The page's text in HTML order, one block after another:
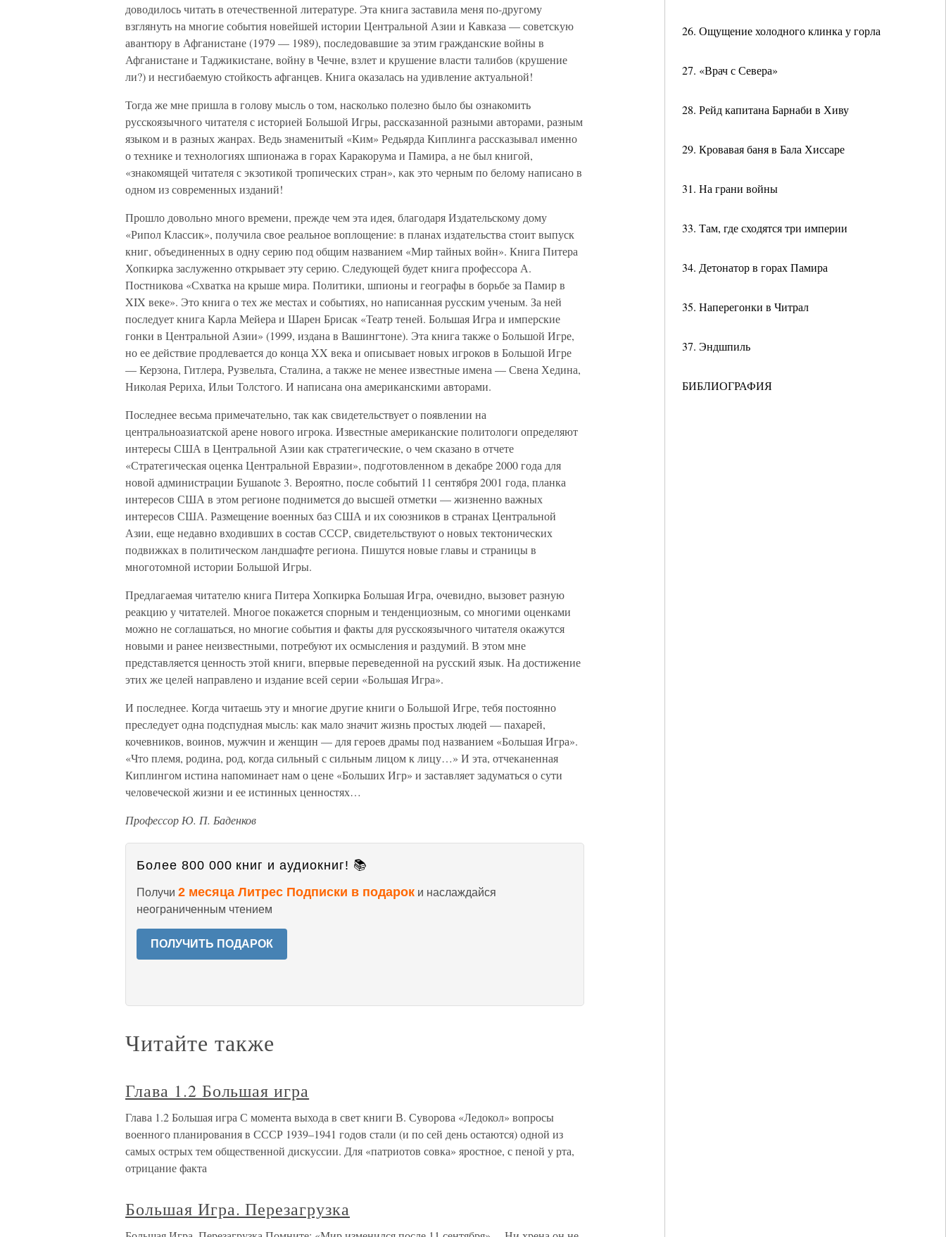
26. Ощущение холодного клинка у горла
27. «Врач с Севера»
28. Рейд капитана Барнаби в Хиву
29. Кровавая баня в Бала Хиссаре
31. На грани войны
33. Там, где сходятся три империи
34. Детонатор в горах Памира
35. Наперегонки в Читрал
37. Эндшпиль
БИБЛИОГРАФИЯ
доводилось читать в отечественной литературе. Эта книга заставила меня по-другому
взглянуть на многие события новейшей истории Центральной Азии и Кавказа — советскую
авантюру в Афганистане (1979 — 1989), последовавшие за этим гражданские войны в
Афганистане и Таджикистане, войну в Чечне, взлет и крушение власти талибов (крушение
ли?) и несгибаемую стойкость афганцев. Книга оказалась на удивление актуальной!
Тогда же мне пришла в голову мысль о том, насколько полезно было бы ознакомить
русскоязычного читателя с историей Большой Игры, рассказанной разными авторами, разным
языком и в разных жанрах. Ведь знаменитый «Ким» Редьярда Киплинга рассказывал именно
о технике и технологиях шпионажа в горах Каракорума и Памира, а не был книгой,
«знакомящей читателя с экзотикой тропических стран», как это черным по белому написано в
одном из современных изданий!
Прошло довольно много времени, прежде чем эта идея, благодаря Издательскому дому
«Рипол Классик», получила свое реальное воплощение: в планах издательства стоит выпуск
книг, объединенных в одну серию под общим названием «Мир тайных войн». Книга Питера
Хопкирка заслуженно открывает эту серию. Следующей будет книга профессора А.
Постникова «Схватка на крыше мира. Политики, шпионы и географы в борьбе за Памир в
XIX веке». Это книга о тех же местах и событиях, но написанная русским ученым. За ней
последует книга Карла Мейера и Шарен Брисак «Театр теней. Большая Игра и имперские
гонки в Центральной Азии» (1999, издана в Вашингтоне). Эта книга также о Большой Игре,
но ее действие продлевается до конца XX века и описывает новых игроков в Большой Игре
— Керзона, Гитлера, Рузвельта, Сталина, а также не менее известные имена — Свена Хедина,
Николая Рериха, Ильи Толстого. И написана она американскими авторами.
Последнее весьма примечательно, так как свидетельствует о появлении на
центральноазиатской арене нового игрока. Известные американские политологи определяют
интересы США в Центральной Азии как стратегические, о чем сказано в отчете
«Стратегическая оценка Центральной Евразии», подготовленном в декабре 2000 года для
новой администрации Бушаnote 3. Вероятно, после событий 11 сентября 2001 года, планка
интересов США в этом регионе поднимется до высшей отметки — жизненно важных
интересов США. Размещение военных баз США и их союзников в странах Центральной
Азии, еще недавно входивших в состав СССР, свидетельствуют о новых тектонических
подвижках в политическом ландшафте региона. Пишутся новые главы и страницы в
многотомной истории Большой Игры.
Предлагаемая читателю книга Питера Хопкирка Большая Игра, очевидно, вызовет разную
реакцию у читателей. Многое покажется спорным и тенденциозным, со многими оценками
можно не соглашаться, но многие события и факты для русскоязычного читателя окажутся
новыми и ранее неизвестными, потребуют их осмысления и раздумий. В этом мне
представляется ценность этой книги, впервые переведенной на русский язык. На достижение
этих же целей направлено и издание всей серии «Большая Игра».
И последнее. Когда читаешь эту и многие другие книги о Большой Игре, тебя постоянно
преследует одна подспудная мысль: как мало значит жизнь простых людей — пахарей,
кочевников, воинов, мужчин и женщин — для героев драмы под названием «Большая Игра».
«Что племя, родина, род, когда сильный с сильным лицом к лицу…» И эта, отчеканенная
Киплингом истина напоминает нам о цене «Больших Игр» и заставляет задуматься о сути
человеческой жизни и ее истинных ценностях…
Профессор Ю. П. Баденков
Более 800 000 книг и аудиокниг! 📚
Получи 2 месяца Литрес Подписки в подарок и наслаждайся
неограниченным чтением
ПОЛУЧИТЬ ПОДАРОК
Читайте также
Глава 1.2 Большая игра
Глава 1.2 Большая игра С момента выхода в свет книги В. Суворова «Ледокол» вопросы
военного планирования в СССР 1939–1941 годов стали (и по сей день остаются) одной из
самых острых тем общественной дискуссии. Для «патриотов совка» яростное, с пеной у рта,
отрицание факта
Большая Игра. Перезагрузка